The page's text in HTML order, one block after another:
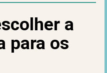
a
para os